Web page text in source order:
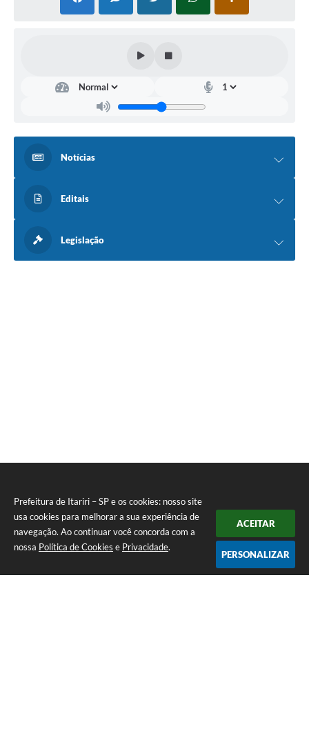
Prefeitura de Itariri – SP e os cookies: nosso site
usa cookies para melhorar a sua experiência de
navegação. Ao continuar você concorda com a
nossa Política de Cookies e Privacidade.
ACEITAR
PERSONALIZAR
Notícias
Editais
Legislação